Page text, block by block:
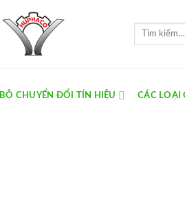
Tìm
BỘ CHUYỂN ĐỔI TÍN HIỆU CÁC LOẠI